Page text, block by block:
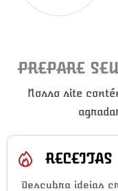
PREPARE
Nosso site
RECEITAS
Descubra ideias